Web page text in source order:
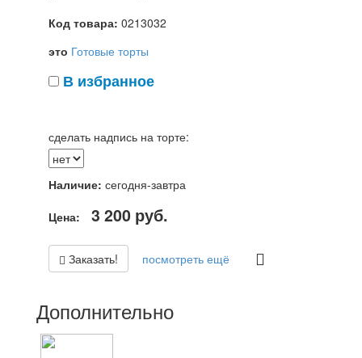
Код товара: 0213032
это Готовые торты
В избранное
сделать надпись на торте:
Наличие: сегодня-завтра
Цена:
3 200 руб.
Заказать! посмотреть ещё
Дополнительно